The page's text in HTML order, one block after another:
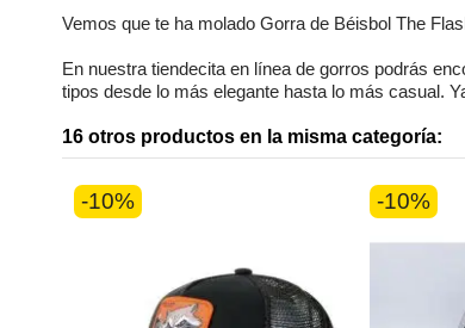
Vemos que te ha molado Gorra de Béisbol The
En nuestra tiendecita en línea de gorros podrás
tipos desde lo más elegante hasta lo más casual.
16 otros productos en la misma categoría:
-10% -10%